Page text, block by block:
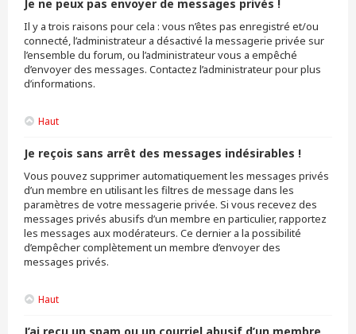
Je ne peux pas envoyer de messages privés !
Il y a trois raisons pour cela : vous n’êtes pas enregistré et/ou
connecté, l’administrateur a désactivé la messagerie privée sur
l’ensemble du forum, ou l’administrateur vous a empêché
d’envoyer des messages. Contactez l’administrateur pour plus
d’informations.
Haut
Je reçois sans arrêt des messages indésirables !
Vous pouvez supprimer automatiquement les messages privés
d’un membre en utilisant les filtres de message dans les
paramètres de votre messagerie privée. Si vous recevez des
messages privés abusifs d’un membre en particulier, rapportez
les messages aux modérateurs. Ce dernier a la possibilité
d’empêcher complètement un membre d’envoyer des
messages privés.
Haut